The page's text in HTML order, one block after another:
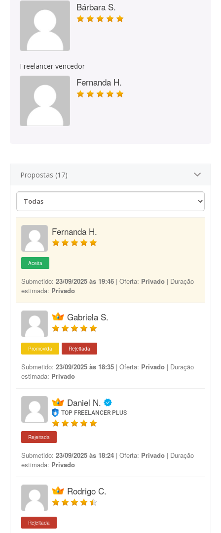
Bárbara S.
Freelancer vencedor
Fernanda H.
Propostas (17)
Fernanda H.
Aceita
Submetido: 23/09/2025 às 19:46 | Oferta: Privado | Duração
estimada: Privado
Gabriela S.
Promovida Rejeitada
Submetido: 23/09/2025 às 18:35 | Oferta: Privado | Duração
estimada: Privado
Daniel N.
TOP FREELANCER PLUS
Rejeitada
Submetido: 23/09/2025 às 18:24 | Oferta: Privado | Duração
estimada: Privado
Rodrigo C.
Rejeitada